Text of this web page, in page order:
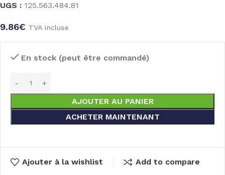
UGS : 125.563.484.81
9.86€ TVA incluse
En stock (peut être commandé)
AJOUTER AU PANIER
ACHETER MAINTENANT
Ajouter à la wishlist Add to compare